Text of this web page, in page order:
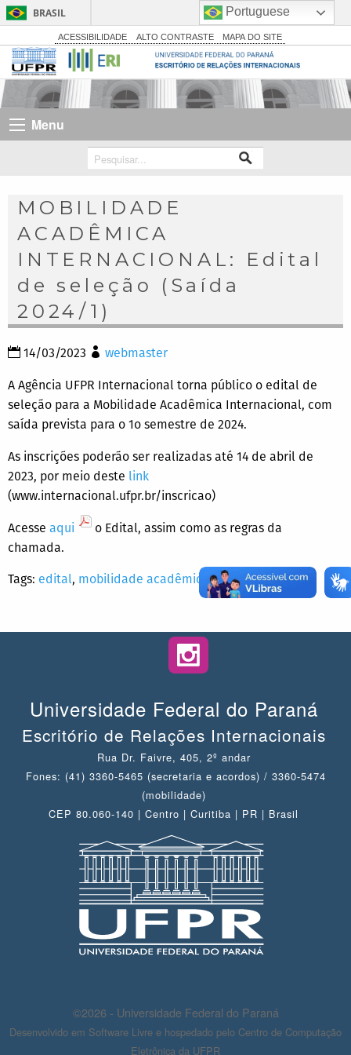
BRASIL
Simplifique!
Comunica BR
Participe
Legislação
Canais
ACESSIBILIDADE ALTO CONTRASTE MAPA DO SITE
Menu
MOBILIDADE
ACADÊMICA
INTERNACIONAL: Edital
de seleção (Saída
2024/1)
14/03/2023 webmaster
A Agência UFPR Internacional torna público o edital de
seleção para a Mobilidade Acadêmica Internacional, com
saída prevista para o 1o semestre de 2024.
As inscrições poderão ser realizadas até 14 de abril de
2023, por meio deste link
(www.internacional.ufpr.br/inscricao)
Acesse aqui
o Edital, assim como as regras da
chamada.
Tags: edital, mobilidade acadêmica internacional
Universidade Federal do Paraná
Escritório de Relações Internacionais
Rua Dr. Faivre, 405, 2º andar
Fones: (41) 3360-5465 (secretaria e acordos) / 3360-5474
(mobilidade)
CEP 80.060-140 | Centro | Curitiba | PR | Brasil
©2026 - Universidade Federal do Paraná
Desenvolvido em Software Livre e hospedado pelo Centro de Computação
Eletrônica da UFPR
Portuguese